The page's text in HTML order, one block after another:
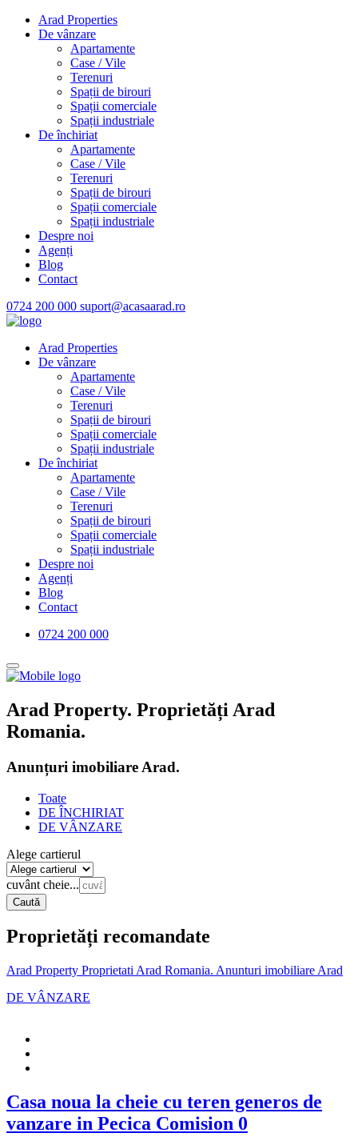
Arad Properties
De vânzare
Apartamente
Case / Vile
Terenuri
Spații de birouri
Spații comerciale
Spații industriale
De închiriat
Apartamente
Case / Vile
Terenuri
Spații de birouri
Spații comerciale
Spații industriale
Despre noi
Agenți
Blog
Contact
0724 200 000 suport@acasaarad.ro
Arad Properties
De vânzare
Apartamente
Case / Vile
Terenuri
Spații de birouri
Spații comerciale
Spații industriale
De închiriat
Apartamente
Case / Vile
Terenuri
Spații de birouri
Spații comerciale
Spații industriale
Despre noi
Agenți
Blog
Contact
0724 200 000
Arad Property. Proprietăți Arad
Romania.
Anunțuri imobiliare Arad.
Toate
DE ÎNCHIRIAT
DE VÂNZARE
Alege cartierul
cuvânt cheie...
Caută
Proprietăți recomandate
Arad Property Proprietati Arad Romania. Anunturi imobiliare Arad
DE VÂNZARE
Casa noua la cheie cu teren generos de
vanzare in Pecica Comision 0